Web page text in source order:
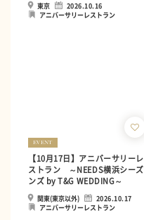
東京
2026.10.16
アニバーサリーレストラン
EVENT
【10月17日】アニバーサリーレ
ストラン ～NEEDS横浜シーズ
ンズ by T&G WEDDING～
関東(東京以外)
2026.10.17
アニバーサリーレストラン